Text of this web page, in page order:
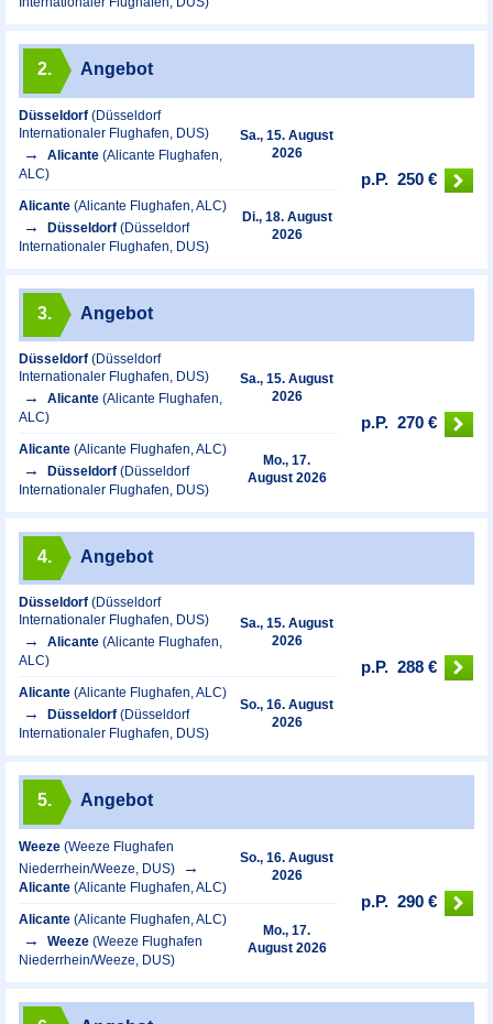
2. Angebot
Düsseldorf (Düsseldorf
Internationaler Flughafen, DUS)
Alicante (Alicante Flughafen,
ALC)
Sa., 15. August
2026
Alicante (Alicante Flughafen, ALC)
Düsseldorf (Düsseldorf
Internationaler Flughafen, DUS)
Di., 18. August
2026
p.P. 250 €
3. Angebot
Düsseldorf (Düsseldorf
Internationaler Flughafen, DUS)
Alicante (Alicante Flughafen,
ALC)
Sa., 15. August
2026
Alicante (Alicante Flughafen, ALC)
Düsseldorf (Düsseldorf
Internationaler Flughafen, DUS)
Mo., 17.
August 2026
p.P. 270 €
4. Angebot
Düsseldorf (Düsseldorf
Internationaler Flughafen, DUS)
Alicante (Alicante Flughafen,
ALC)
Sa., 15. August
2026
Alicante (Alicante Flughafen, ALC)
Düsseldorf (Düsseldorf
Internationaler Flughafen, DUS)
So., 16. August
2026
p.P. 288 €
5. Angebot
Weeze (Weeze Flughafen
Niederrhein/Weeze, DUS)
Alicante (Alicante Flughafen, ALC)
So., 16. August
2026
Alicante (Alicante Flughafen, ALC)
Weeze (Weeze Flughafen
Niederrhein/Weeze, DUS)
Mo., 17.
August 2026
p.P. 290 €